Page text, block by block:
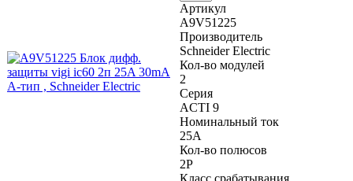
Артикул
A9V51225
Производитель
Schneider Electric
Кол-во модулей
2
Серия
ACTI 9
Номинальный ток
25A
Кол-во полюсов
2P
Класс срабатывания